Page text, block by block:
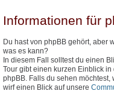
Informationen für
Du hast von phpBB gehört, aber
was es kann?
In diesem Fall solltest du einen
Tour gibt einen kurzen Einblick
phpBB. Falls du sehen möchtest,
wirf einen Blick auf unsere